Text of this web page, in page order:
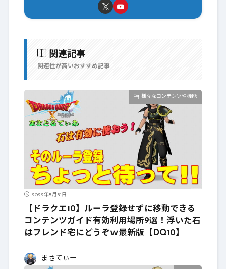
関連記事
関連性が高いおすすめ記事
様々なコンテンツや機能
2022年5月31日
【ドラクエ10】ルーラ登録せずに移動できる
コンテンツガイド有効利用場所9選！浮いた石
はフレンド宅にどうぞｗ最新版【DQ10】
まさてぃー